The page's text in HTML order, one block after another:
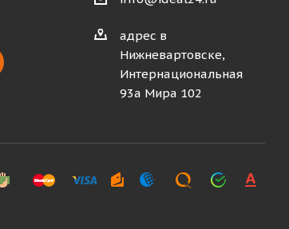
адрес в
Нижневартовске,
Интернациональная
93а Мира 102